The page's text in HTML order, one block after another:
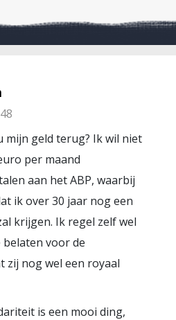
mijn geld terug? Ik wil niet
per maand
aan het ABP, waarbij
ik over 30 jaar nog een
krijgen. Ik regel zelf wel
voor de
zij nog wel een royaal
is een mooi ding,